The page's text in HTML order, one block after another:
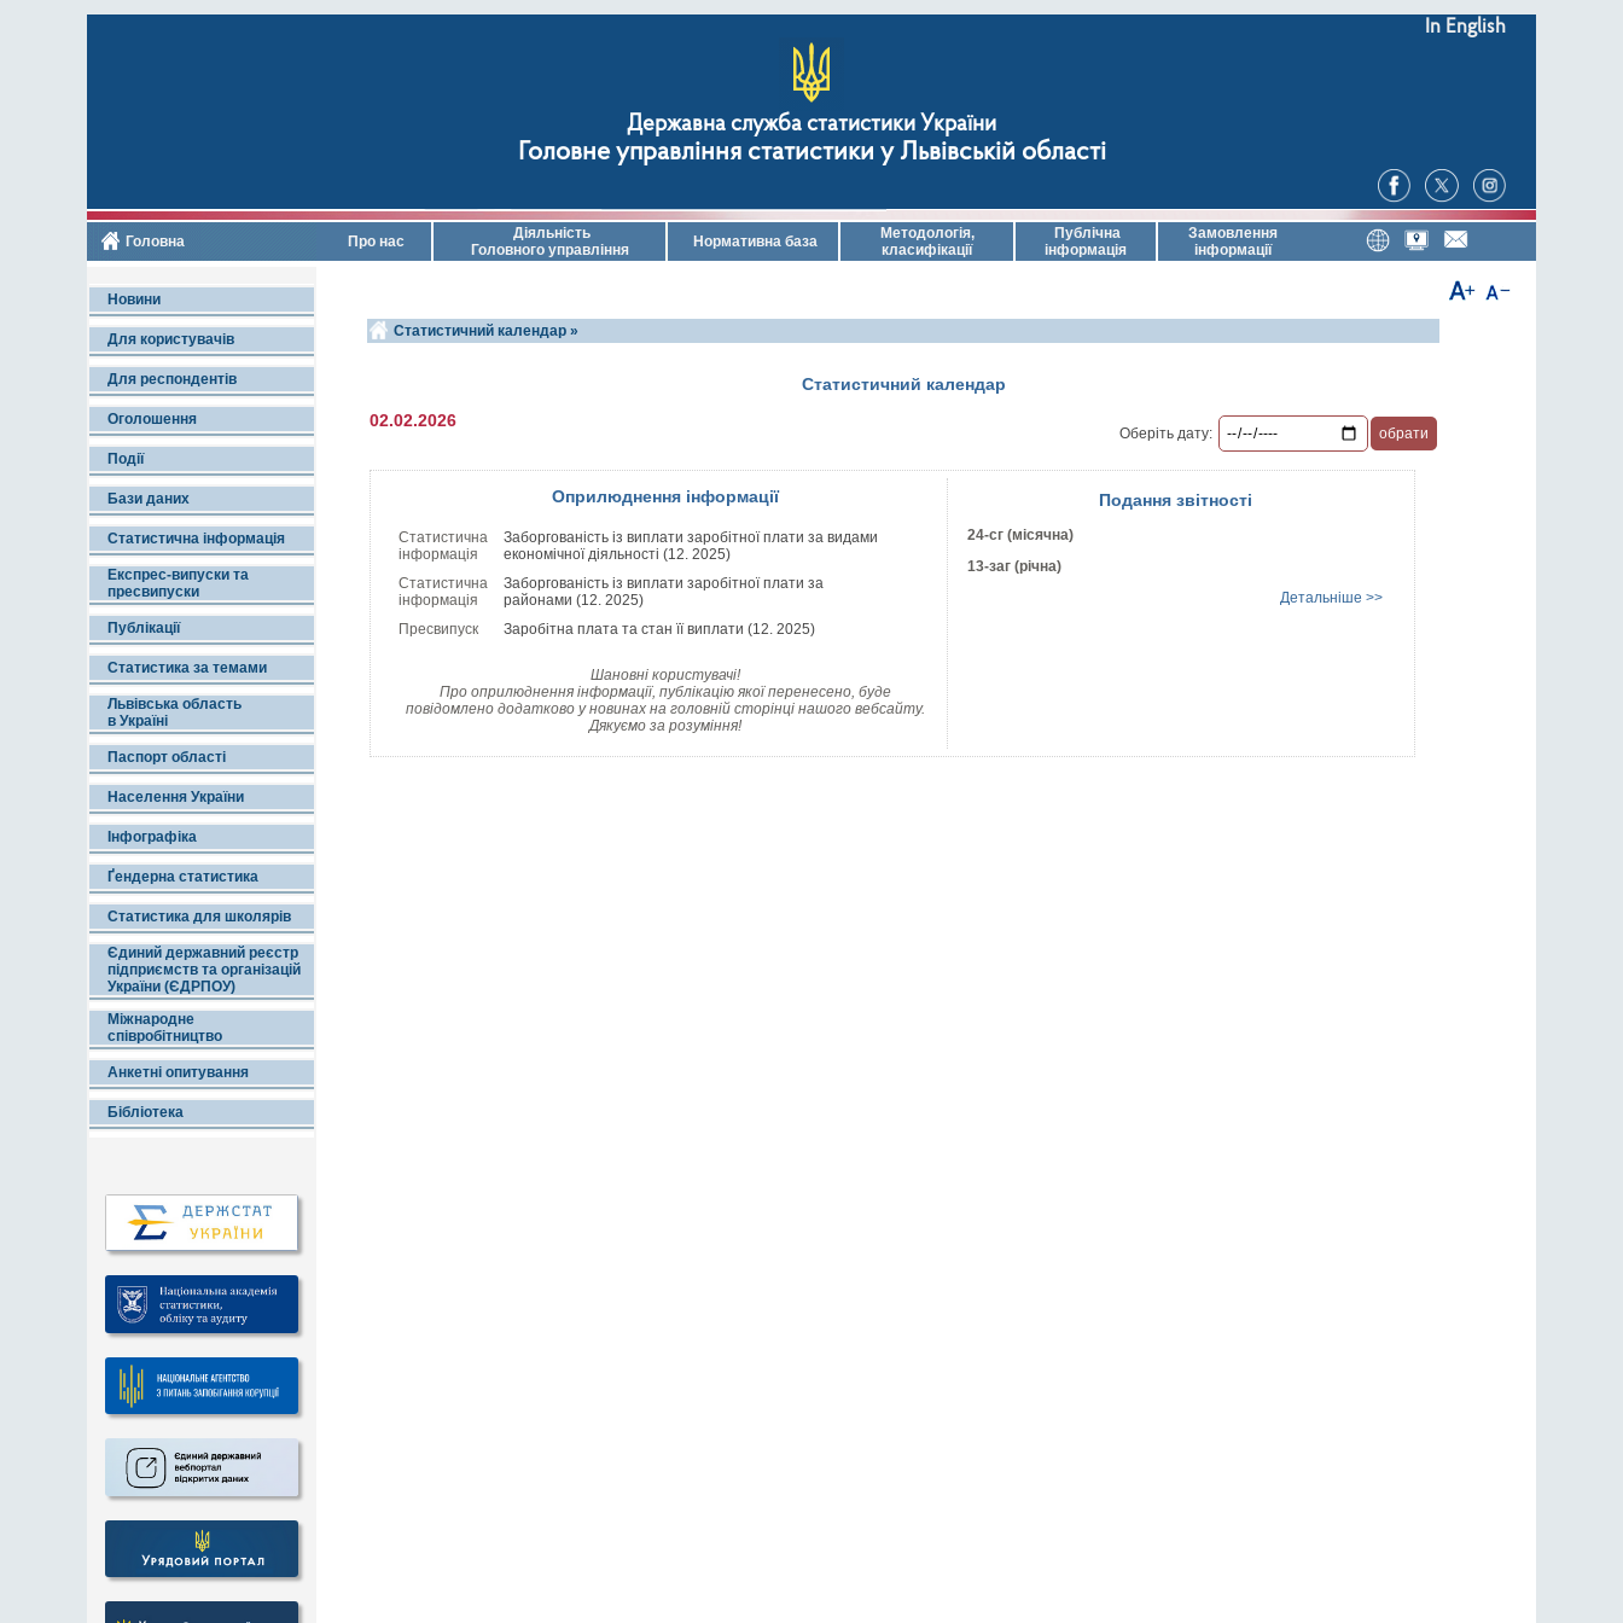
In English
Державна служба статистики України
Головне управління статистики у Львівській області
Головна Про нас
Діяльність
Головного управління
Нормативна база
Методологія,
класифікації
Публічна
інформація
Замовлення
інформації
Новини
Для користувачів
Для респондентів
Оголошення
Події
Бази даних
Статистична інформація
Експрес-випуски та
пресвипуски
Публікації
Статистика за темами
Львівська область
в Україні
Паспорт області
Населення України
Інфографіка
Ґендерна статистика
Статистика для школярів
Єдиний державний реєстр
підприємств та організацій
України (ЄДРПОУ)
Міжнародне
співробітництво
Анкетні опитування
Бібліотека
Статистичний календар »
Статистичний календар
Оберіть дату:
02.02.2026
Оприлюднення інформації
Статистична
інформація
Заборгованість із виплати заробітної плати за видами
економічної діяльності (12. 2025)
Статистична
інформація
Заборгованість із виплати заробітної плати за
районами (12. 2025)
Пресвипуск
Заробітна плата та стан її виплати (12. 2025)
Шановні користувачі!
Про оприлюднення інформації, публікацію якої перенесено, буде
повідомлено додатково у новинах на головній сторінці нашого вебсайту.
Дякуємо за розуміння!
Подання звітності
24-сг (місячна)
13-заг (річна)
Детальніше >>